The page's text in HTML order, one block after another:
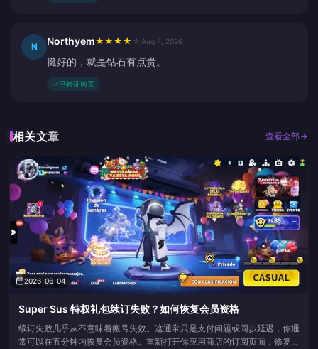
N Northyem★ ★ ★ ★ Aug 4, 2026
挺好的，就是钻石有点贵。
✓已验证购买
相关文章 查看全部
2026-06-04
Super Sus 特权礼包续订失败？如何恢复会员资格
续订失败几乎从不意味着账号失效。这通常只是支付问题或同步延迟，你通
常可以在五分钟内恢复会员资格。重新打开你应用商店的订阅页面，修复支